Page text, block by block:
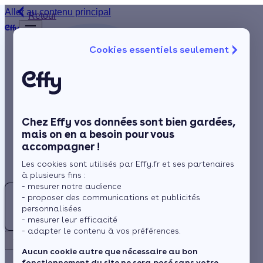
Cookies essentiels seulement
Chez Effy vos données sont bien gardées,
mais on en a besoin pour vous
accompagner !
Les cookies sont utilisés par Effy.fr et ses partenaires
à plusieurs fins :
- mesurer notre audience
- proposer des communications et publicités
personnalisées
- mesurer leur efficacité
- adapter le contenu à vos préférences.
Aucun cookie autre que nécessaire au bon
Aller au contenu principal
Chauffage
Rénovation globale
Aides et Primes
Actualités
Espace Client
Retour
JEROME
BOUSSARD